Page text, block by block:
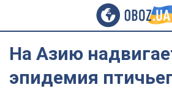
На Азию
эпидемия